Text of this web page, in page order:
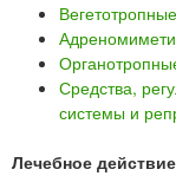
Средства,
системы и
Лечебное